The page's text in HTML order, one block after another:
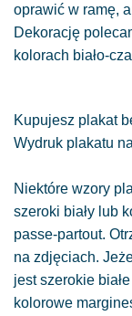
oprawić w ramę,
Dekorację
kolorach biało-
Kupujesz plakat
Wydruk plakatu
Niektóre wzory
szeroki biały lub
passe-partout.
na zdjęciach.
jest szerokie
kolorowe